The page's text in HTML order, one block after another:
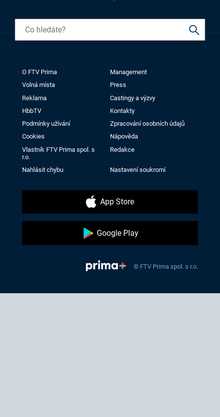
O FTV Prima
Management
Volná místa
Press
Reklama
Castingy a výzvy
HbbTV
Kontakty
Podmínky užívání
Zpracování osobních údajů
Cookies
Nápověda
Vlastník FTV Prima spol. s
r.o.
Redakce
Nahlásit chybu Nastavení soukromí
App Store
Google Play
© FTV Prima spol. s r.o.